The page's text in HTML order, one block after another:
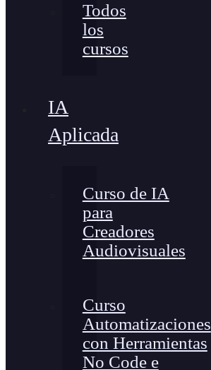
Todos
los
cursos
IA
Aplicada
Curso de IA
para
Creadores
Audiovisuales
Curso
Automatizaciones
con Herramientas
No Code e